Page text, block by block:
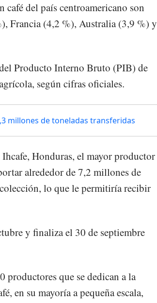
café del país centroamericano son
Francia (4,2 %), Australia (3,9 %) y
Producto Interno Bruto (PIB) de
según cifras oficiales.
millones de toneladas transferidas
Honduras, el mayor productor
alrededor de 7,2 millones de
lo que le permitiría recibir
y finaliza el 30 de septiembre
productores que se dedican a la
en su mayoría a pequeña escala,